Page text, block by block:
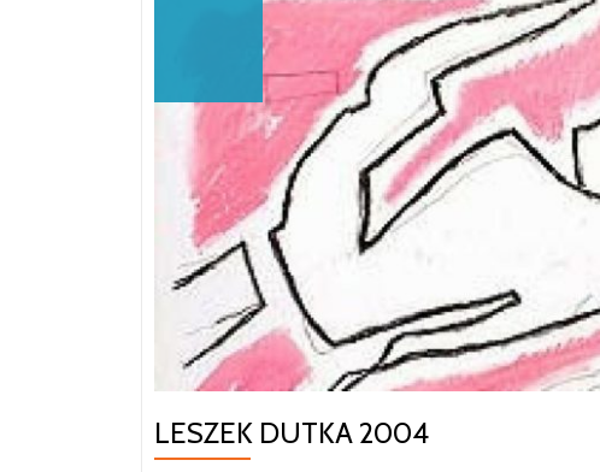
LESZEK DUTKA 2004